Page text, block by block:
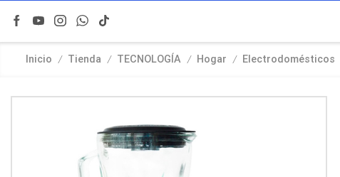
Inicio / Tienda / TECNOLOGÍA / Hogar / Electrodomésticos